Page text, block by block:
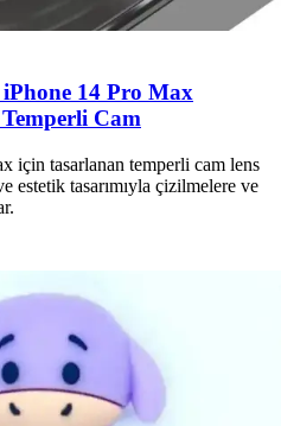
14 Pro Max
Cam
için tasarlanan temperli cam lens
estetik tasarımıyla çizilmelere ve